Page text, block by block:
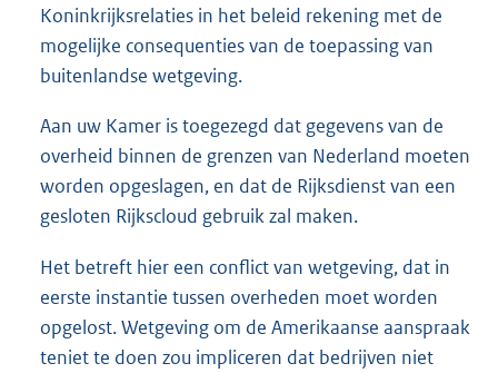
Koninkrijksrelaties in het beleid rekening met de
mogelijke consequenties van de toepassing van
buitenlandse wetgeving.
Aan uw Kamer is toegezegd dat gegevens van de
overheid binnen de grenzen van Nederland moeten
worden opgeslagen, en dat de Rijksdienst van een
gesloten Rijkscloud gebruik zal maken.
Het betreft hier een conflict van wetgeving, dat in
eerste instantie tussen overheden moet worden
opgelost. Wetgeving om de Amerikaanse aanspraak
teniet te doen zou impliceren dat bedrijven niet